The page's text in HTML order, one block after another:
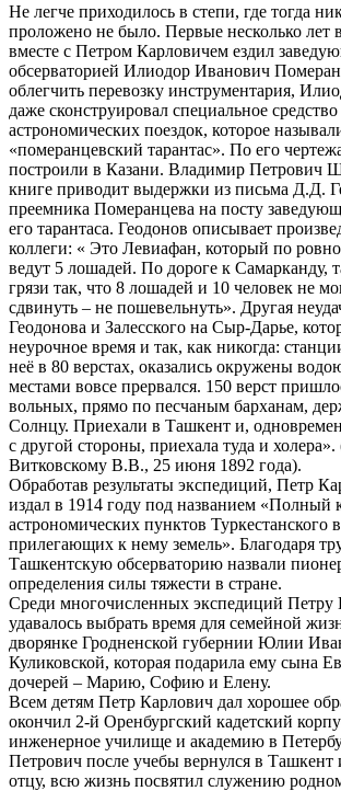
Не легче приходилось в степи, где тогда
проложено не было. Первые несколько лет
вместе с Петром Карловичем ездил
обсерваторией Илиодор Иванович
облегчить перевозку инструментария,
даже сконструировал специальное
астрономических поездок, которое
«померанцевский тарантас». По его
построили в Казани. Владимир Петрович
книге приводит выдержки из письма Д.Д.
преемника Померанцева на посту
его тарантаса. Геодонов описывает
коллеги: « Это Левиафан, который по
ведут 5 лошадей. По дороге к Самарканду,
грязи так, что 8 лошадей и 10 человек не
сдвинуть – не пошевельнуть». Другая
Геодонова и Залесского на Сыр-Дарье,
неурочное время и так, как никогда:
неё в 80 верстах, оказались окружены
местами вовсе прервался. 150 верст
вольных, прямо по песчаным барханам,
Солнцу. Приехали в Ташкент и,
с другой стороны, приехала туда и
Витковскому В.В., 25 июня 1892 года).
Обработав результаты экспедиций, Петр
издал в 1914 году под названием «Полный
астрономических пунктов Туркестанского
прилегающих к нему земель». Благодаря
Ташкентскую обсерваторию назвали
определения силы тяжести в стране.
Среди многочисленных экспедиций Петру
удавалось выбрать время для семейной
дворянке Гродненской губернии Юлии
Куликовской, которая подарила ему сына
дочерей – Марию, Софию и Елену.
Всем детям Петр Карлович дал хорошее
окончил 2-й Оренбургский кадетский
инженерное училище и академию в
Петрович после учебы вернулся в Ташкент
отцу, всю жизнь посвятил служению